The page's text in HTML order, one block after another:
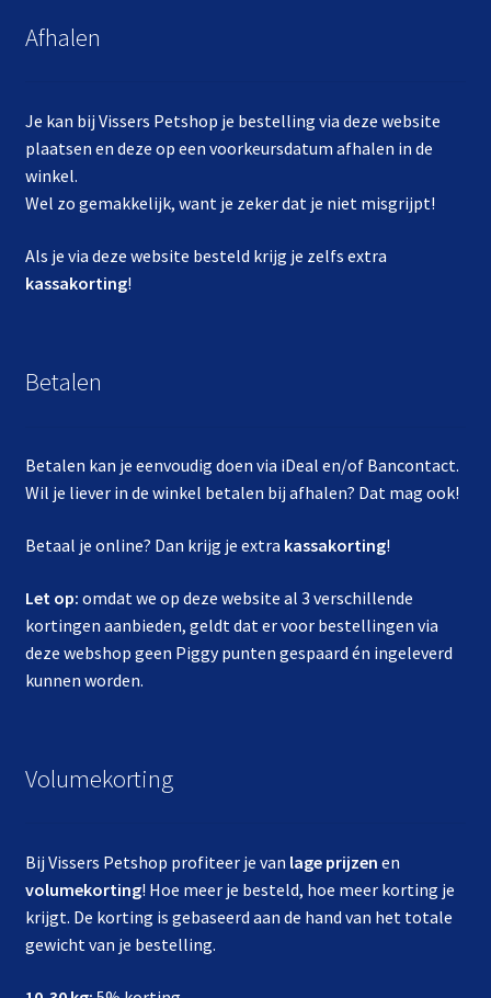
Afhalen
Je kan bij Vissers Petshop je bestelling via deze website
plaatsen en deze op een voorkeursdatum afhalen in de
winkel.
Wel zo gemakkelijk, want je zeker dat je niet misgrijpt!
Als je via deze website besteld krijg je zelfs extra
kassakorting!
Betalen
Betalen kan je eenvoudig doen via iDeal en/of Bancontact.
Wil je liever in de winkel betalen bij afhalen? Dat mag ook!
Betaal je online? Dan krijg je extra kassakorting!
Let op: omdat we op deze website al 3 verschillende
kortingen aanbieden, geldt dat er voor bestellingen via
deze webshop geen Piggy punten gespaard én ingeleverd
kunnen worden.
Volumekorting
Bij Vissers Petshop profiteer je van lage prijzen en
volumekorting! Hoe meer je besteld, hoe meer korting je
krijgt. De korting is gebaseerd aan de hand van het totale
gewicht van je bestelling.